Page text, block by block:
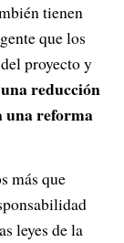
tienen
que los
proyecto y
reducción
una reforma
más que
leyes de la